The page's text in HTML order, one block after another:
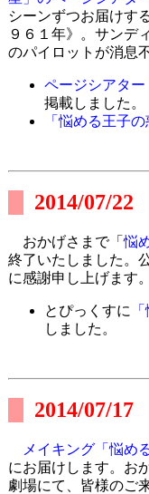
シーンずつお届けす
９６１年》。サンデ
のパイロットが消息
ページシアター
掲載しました。
「悩める王子
2014/07/22
おかげさまで「悩
終了いたしました。
に感謝申し上げます
とぴっくすに
しました。
2014/07/17
メイキング「悩め
にお届けします。お
劇場にて、皆様のご